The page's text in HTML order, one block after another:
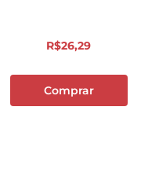
R$26,29
Comprar